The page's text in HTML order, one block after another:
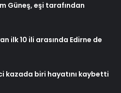
Güneş, eşi tarafından
ilk 10 ili arasında Edirne de
kazada biri hayatını kaybetti